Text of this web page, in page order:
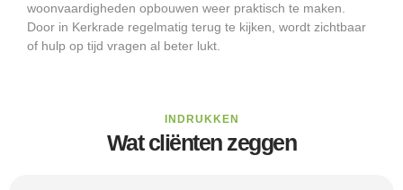
woonvaardigheden opbouwen weer praktisch te maken.
Door in Kerkrade regelmatig terug te kijken, wordt zichtbaar
of hulp op tijd vragen al beter lukt.
INDRUKKEN
Wat cliënten zeggen